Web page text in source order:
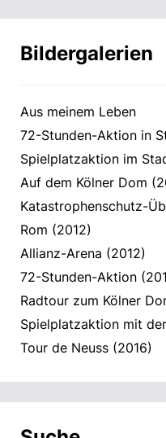
Bildergalerien
Aus meinem Leben
72-Stunden-Aktion in
Spielplatzaktion im
Auf dem Kölner Dom
Katastrophenschutz-
Rom (2012)
Allianz-Arena (2012)
72-Stunden-Aktion
Radtour zum Kölner
Spielplatzaktion mit
Tour de Neuss (2016)